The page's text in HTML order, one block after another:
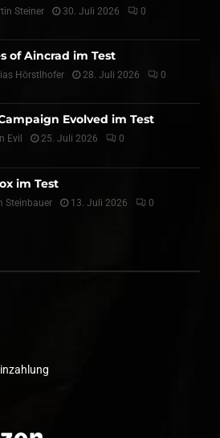
Steiner 30. Juli 2026 0
of Aincrad im Test
Hörstlhofer 28. Juli 2026 0
Evolved im Test
Evil 25. Juli 2026 0
im Test
Steinbauer 13. Juli 2026 0